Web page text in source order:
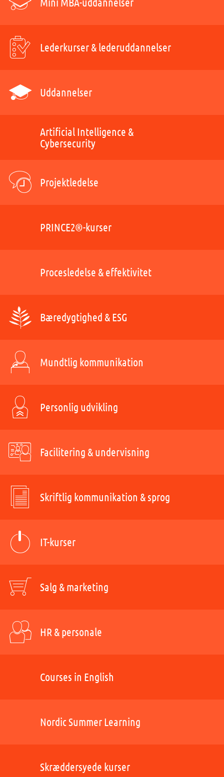
Lederkurser & lederuddannelser
Uddannelser
Artificial Intelligence &
Cybersecurity
Projektledelse
PRINCE2®-kurser
Procesledelse & effektivitet
Bæredygtighed & ESG
Mundtlig kommunikation
Personlig udvikling
Facilitering & undervisning
Skriftlig kommunikation & sprog
IT-kurser
Salg & marketing
HR & personale
Courses in English
Nordic Summer Learning
Skræddersyede kurser